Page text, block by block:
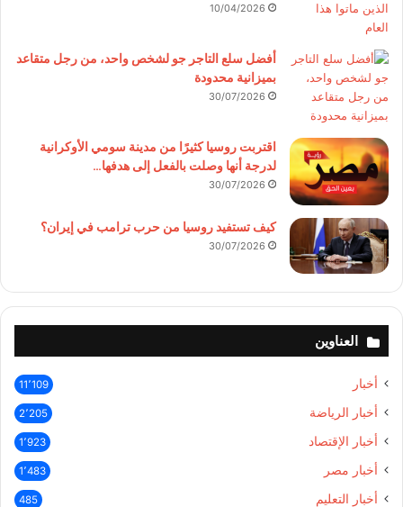
10/04/2026
أفضل سلع التاجر جو لشخص واحد، من رجل متقاعد
بميزانية محدودة
30/07/2026
اقتربت روسيا كثيرًا من مدينة سومي الأوكرانية
لدرجة أنها وصلت بالفعل إلى هدفها…
30/07/2026
كيف تستفيد روسيا من حرب ترامب في إيران؟
30/07/2026
العناوين
أخبار 11٬109
أخبار الرياضة 2٬205
أخبار الإقتصاد 1٬923
أخبار مصر 1٬483
أخبار التعليم 485